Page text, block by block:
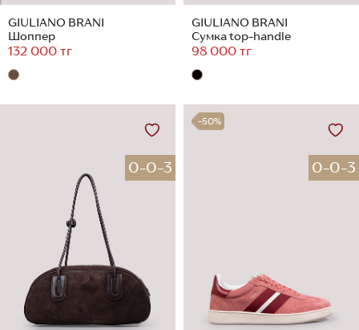
GIULIANO BRANI
Шоппер
132 000 тг
GIULIANO BRANI
Сумка top-handle
98 000 тг
0-0-3
-50%
0-0-3